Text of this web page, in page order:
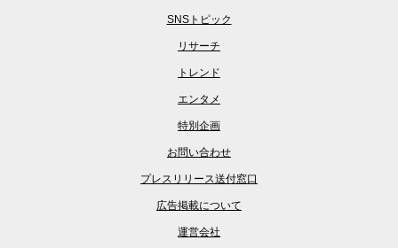
SNSトピック
リサーチ
トレンド
エンタメ
特別企画
お問い合わせ
プレスリリース送付窓口
広告掲載について
運営会社